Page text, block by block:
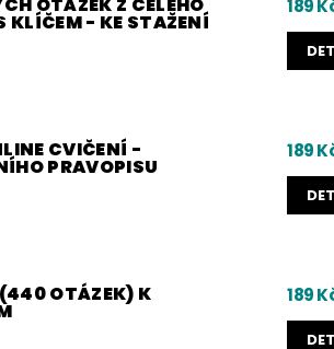
OTÁZEK Z CELÉHO
KLÍČEM - KE STAŽENÍ
189
CVIČENÍ -
PRAVOPISU
189
OTÁZEK) K 189